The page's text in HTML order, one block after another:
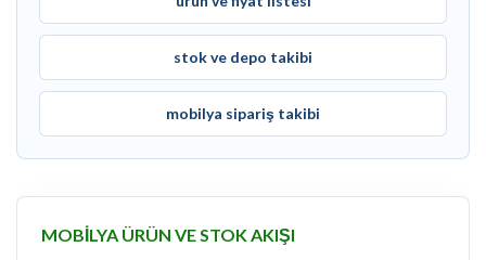
stok ve depo takibi
mobilya sipariş takibi
MOBILYA ÜRÜN VE STOK AKIŞI